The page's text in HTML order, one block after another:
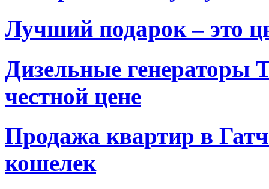
Лучший подарок – это
Дизельные генераторы
честной цене
Продажа квартир в
кошелек